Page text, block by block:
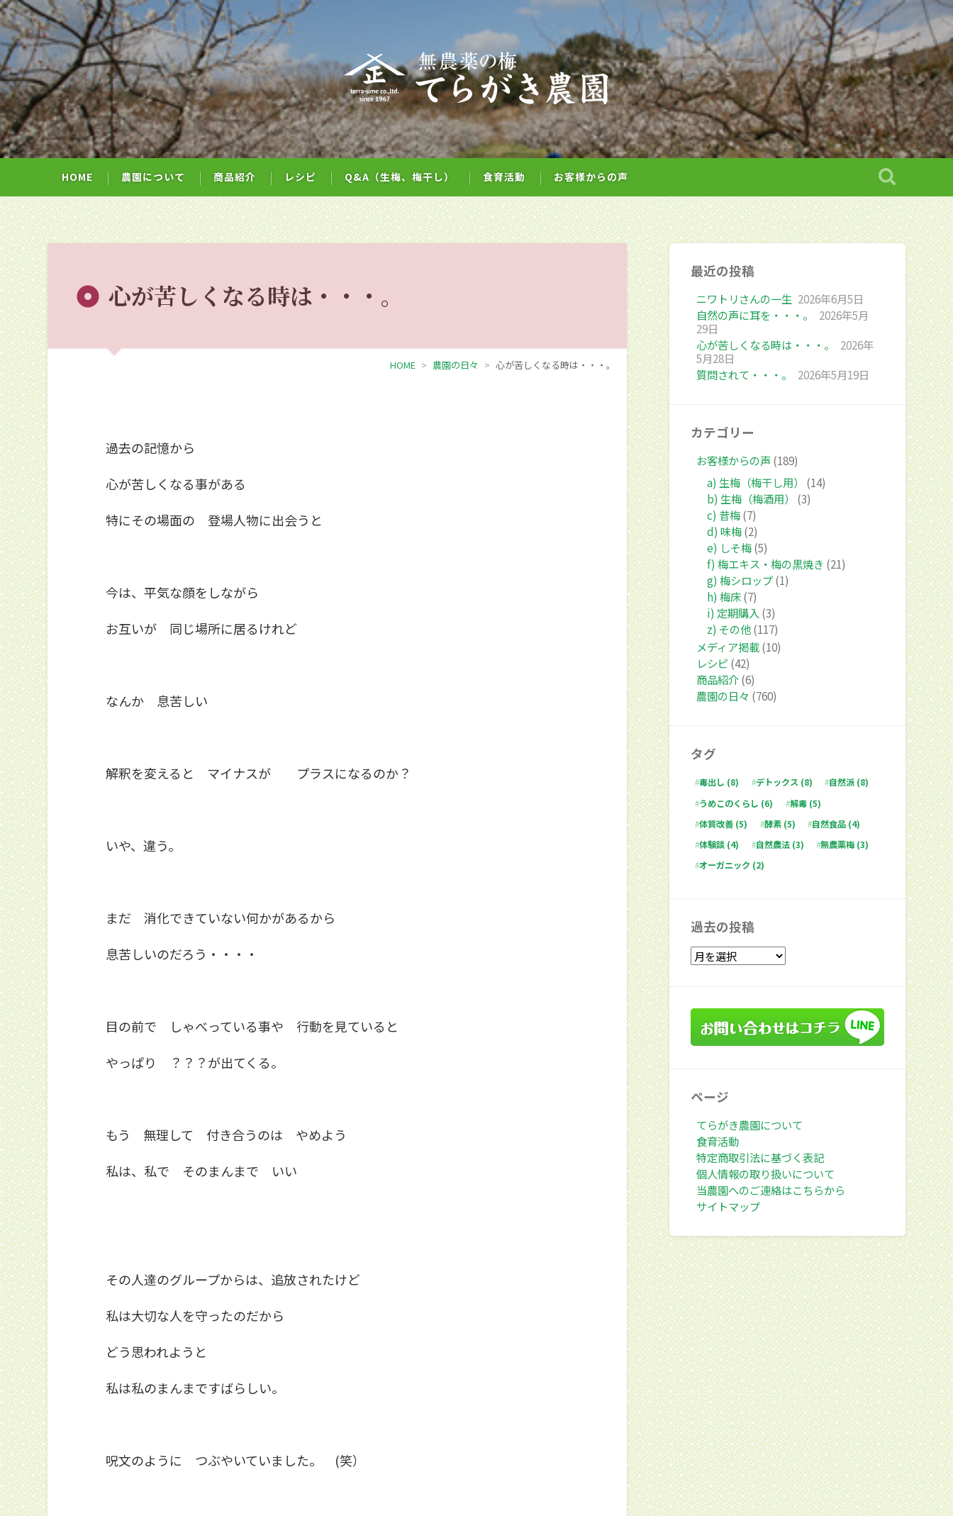
HOME 農園について 商品紹介 レシピ Q&A（生梅、梅干し） 食育活動 お客様からの声
心が苦しくなる時は・・・。
HOME 農園の日々 心が苦しくなる時は・・・。
過去の記憶から
心が苦しくなる事がある
特にその場面の 登場人物に出会うと
今は、平気な顔をしながら
お互いが 同じ場所に居るけれど
なんか 息苦しい
解釈を変えると マイナスが プラスになるのか？
いや、違う。
まだ 消化できていない何かがあるから
息苦しいのだろう・・・・
目の前で しゃべっている事や 行動を見ていると
やっぱり ？？？が出てくる。
もう 無理して 付き合うのは やめよう
私は、私で そのまんまで いい
その人達のグループからは、追放されたけど
私は大切な人を守ったのだから
どう思われようと
私は私のまんまですばらしい。
呪文のように つぶやいていました。 (笑）
最近の投稿
ニワトリさんの一生 2026年6月5日
自然の声に耳を・・・。
2026年5月
29日
心が苦しくなる時は・・・。
2026年
5月28日
質問されて・・・。
2026年5月19日
カテゴリー
お客様からの声(189)
a) 生梅（梅干し用）
(14)
b) 生梅（梅酒用）
(3)
c) 昔梅(7)
d) 味梅(2)
e) しそ梅(5)
f) 梅エキス・梅の黒焼き (21)
g) 梅シロップ(1)
h) 梅床(7)
i) 定期購入 (3)
z) その他(117)
メディア掲載(10)
レシピ (42)
商品紹介(6)
農園の日々 (760)
タグ
毒出し (8) デトックス (8) 自然派(8)
うめこのくらし (6) 解毒(5)
体質改善 (5) 酵素(5) 自然食品(4)
体験談 (4) 自然農法(3) 無農薬梅(3)
オーガニック (2)
過去の投稿
過
去
ページ
てらがき農園について
食育活動
特定商取引法に基づく表記
個人情報の取り扱いについて
当農園へのご連絡はこちらから
サイトマップ